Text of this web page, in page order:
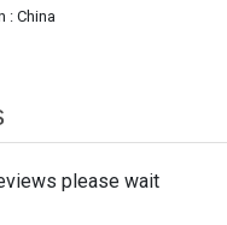
: China
please wait